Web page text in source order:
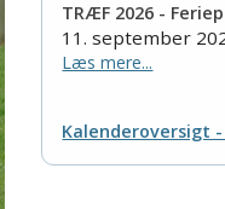
TRÆF 2026 -
11. september
Læs mere...
Kalenderoversigt